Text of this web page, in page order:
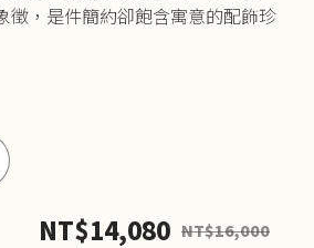
徵，是件簡約卻飽含寓意的配飾珍
NT$14,080 NT$16,000